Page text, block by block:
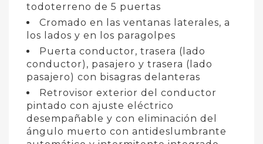
todoterreno de 5 puertas
Cromado en las ventanas laterales, a
los lados y en los paragolpes
Puerta conductor, trasera (lado
conductor), pasajero y trasera (lado
pasajero) con bisagras delanteras
Retrovisor exterior del conductor
pintado con ajuste eléctrico
desempañable y con eliminación del
ángulo muerto con antideslumbrante